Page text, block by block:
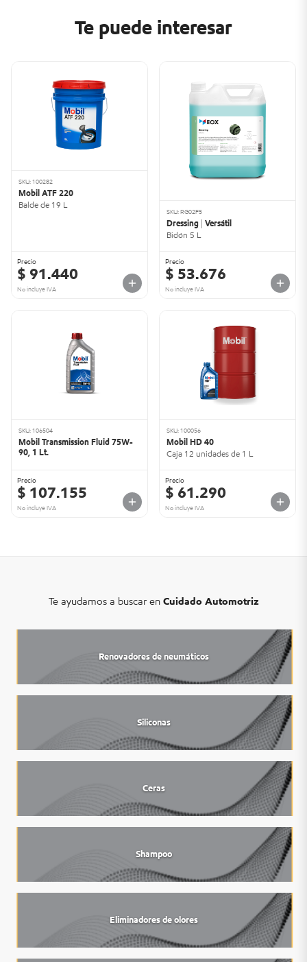
Te puede interesar
SKU: 100282
Mobil ATF 220
Balde de 19 L
Precio
$ 91.440
No incluye IVA
SKU: RG02F5
Dressing | Versátil
Bidón 5 L
Precio
$ 53.676
No incluye IVA
SKU: 106504
Mobil Transmission Fluid 75W-
90, 1 Lt.
Precio
$ 107.155
No incluye IVA
SKU: 100056
Mobil HD 40
Caja 12 unidades de 1 L
Precio
$ 61.290
No incluye IVA
Te ayudamos a buscar en Cuidado Automotriz
Renovadores de neumáticos
Siliconas
Ceras
Shampoo
Eliminadores de olores